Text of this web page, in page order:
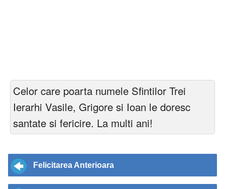
Celor care poarta numele Sfintilor Trei
Ierarhi Vasile, Grigore si Ioan le doresc
santate si fericire. La multi ani!
Felicitarea Anterioara